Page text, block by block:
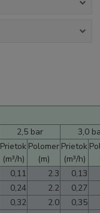
2,5 bar
3,0
Prietok
(m³/h)
Polomer
(m)
Prietok
(m³/h)
0,11 2.3
0,13
0,24 2.2
0,27
0,32 2.0
0,35